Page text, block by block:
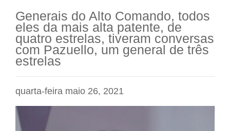
Generais do Alto Comando, todos
eles da mais alta patente, de
quatro estrelas, tiveram conversas
com Pazuello, um general de três
estrelas
quarta-feira maio 26, 2021